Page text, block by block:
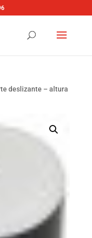
deslizante – altura